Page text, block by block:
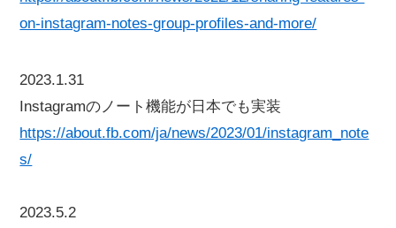
on-instagram-notes-group-profiles-and-more/
2023.1.31
Instagramのノート機能が日本でも実装
https://about.fb.com/ja/news/2023/01/instagram_note
s/
2023.5.2